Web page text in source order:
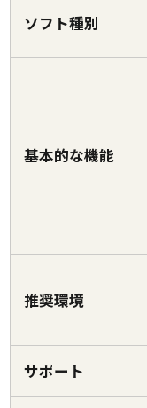
ソフト種別
基本的な機能
推奨環境
サポート